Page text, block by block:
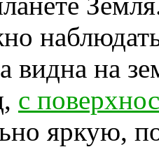
видна на
с
яркую,